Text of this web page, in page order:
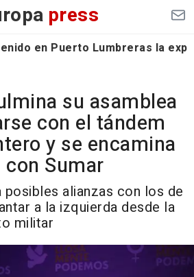
press
en Puerto Lumbreras la
su asamblea
con el tándem
y se encamina
Sumar
posibles alianzas con los de
a la izquierda desde la
militar